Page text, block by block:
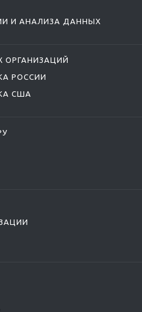
И АНАЛИЗА ДАННЫХ
РОССИИ
США